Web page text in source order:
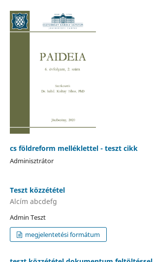
cs földreform melléklettel - teszt cikk
Adminisztrátor
Teszt közzététel
Alcím abcdefg
Admin Teszt
megjelentetési formátum